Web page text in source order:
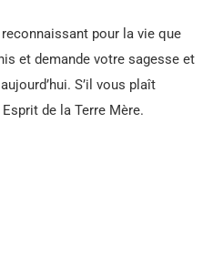
pour la vie que
et demande votre sagesse et
S’il vous plaît
de la Terre Mère.